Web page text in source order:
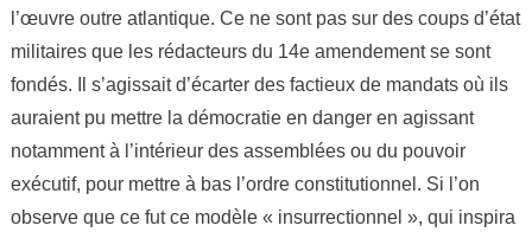
l’œuvre outre atlantique. Ce ne sont pas sur des coups d’état
militaires que les rédacteurs du 14e amendement se sont
fondés. Il s’agissait d’écarter des factieux de mandats où ils
auraient pu mettre la démocratie en danger en agissant
notamment à l’intérieur des assemblées ou du pouvoir
exécutif, pour mettre à bas l’ordre constitutionnel. Si l’on
observe que ce fut ce modèle « insurrectionnel », qui inspira